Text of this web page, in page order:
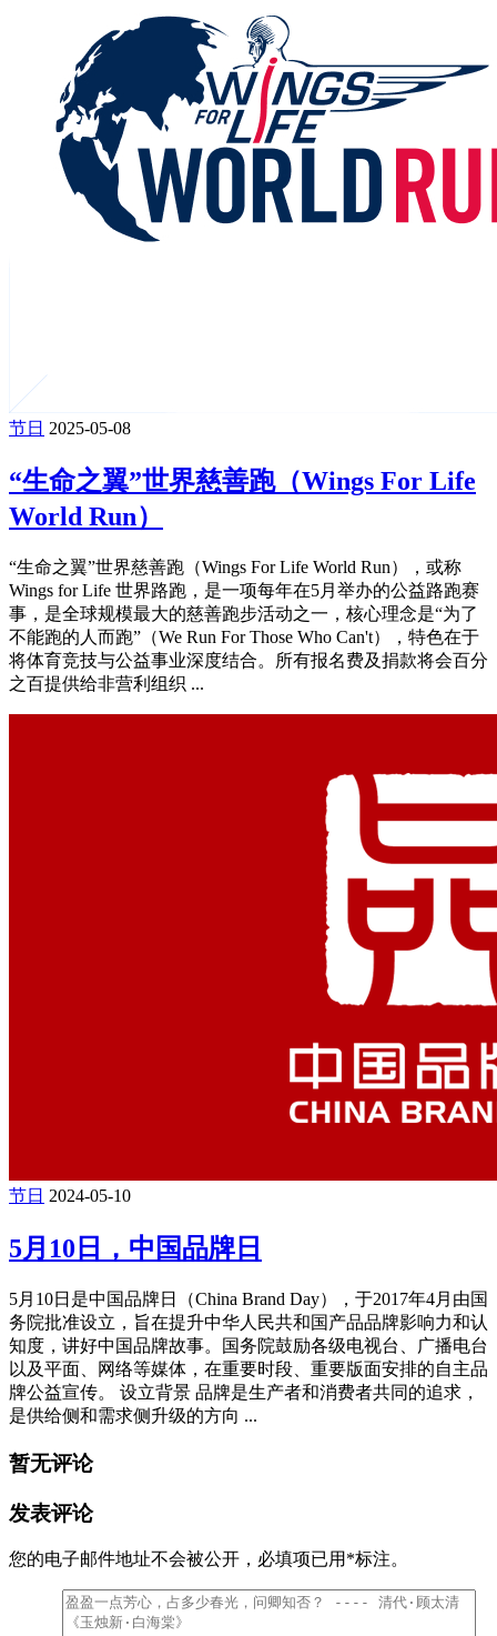
节日 2025-05-08
“生命之翼”世界慈善跑（Wings For Life
World Run）
“生命之翼”世界慈善跑（Wings For Life World Run），或称
Wings for Life 世界路跑，是一项每年在5月举办的公益路跑赛
事，是全球规模最大的慈善跑步活动之一，核心理念是“为了
不能跑的人而跑”（We Run For Those Who Can't），特色在于
将体育竞技与公益事业深度结合。所有报名费及捐款将会百分
之百提供给非营利组织 ...
节日 2024-05-10
5月10日，中国品牌日
5月10日是中国品牌日（China Brand Day），于2017年4月由国
务院批准设立，旨在提升中华人民共和国产品品牌影响力和认
知度，讲好中国品牌故事。国务院鼓励各级电视台、广播电台
以及平面、网络等媒体，在重要时段、重要版面安排的自主品
牌公益宣传。 设立背景 品牌是生产者和消费者共同的追求，
是供给侧和需求侧升级的方向 ...
暂无评论
发表评论
您的电子邮件地址不会被公开， 必填项已用 *标注。